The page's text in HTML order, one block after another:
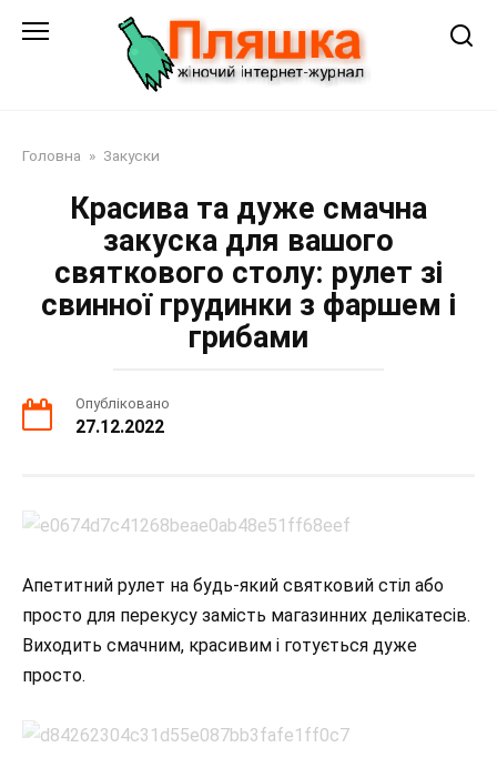
Головна » Закуски
Красива та дуже смачна
закуска для вашого
святкового столу: рулет зі
свинної грудинки з фаршем і
грибами
Опубліковано
27.12.2022
Апетитний рулет на будь-який святковий стіл або
просто для перекусу замість магазинних делікатесів.
Виходить смачним, красивим і готується дуже
просто.